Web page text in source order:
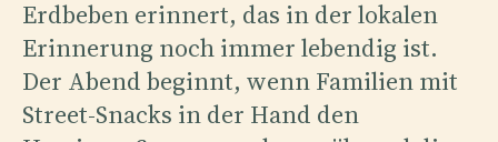
Erdbeben erinnert, das in der lokalen
Erinnerung noch immer lebendig ist.
Der Abend beginnt, wenn Familien mit
Street-Snacks in der Hand den